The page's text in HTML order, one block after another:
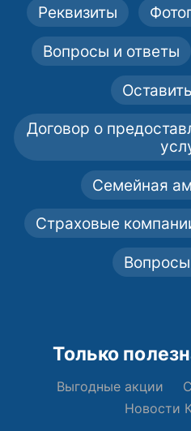
Реквизиты
Вопросы и ответы
Договор о
Семейная
Страховые
Только
Выгодные акции
Новости